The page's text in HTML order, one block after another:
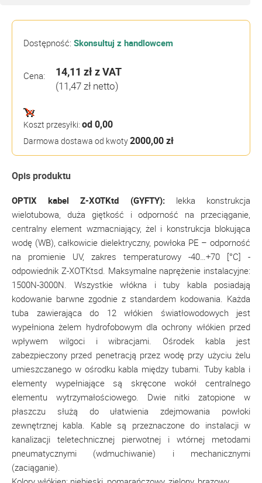
Dostępność: Skonsultuj z handlowcem
Cena: 14,11 złz VAT
(11,47 zł netto)
Koszt przesyłki: od 0,00
Darmowa dostawa od kwoty2000,00 zł
Opis produktu
OPTIX kabel Z-XOTKtd (GYFTY):lekka konstrukcja
wielotubowa, duża giętkość i odporność na przeciąganie,
centralny element wzmacniający, żel i konstrukcja blokująca
wodę (WB), całkowicie dielektryczny, powłoka PE – odporność
na promienie UV, zakres temperaturowy -40…+70 [°C] -
odpowiednik Z-XOTKtsd. Maksymalne naprężenie instalacyjne:
1500N-3000N. Wszystkie włókna i tuby kabla posiadają
kodowanie barwne zgodnie z standardem kodowania. Każda
tuba zawierająca do 12 włókien światłowodowych jest
wypełniona żelem hydrofobowym dla ochrony włókien przed
wpływem wilgoci i wibracjami. Ośrodek kabla jest
zabezpieczony przed penetracją przez wodę przy użyciu żelu
umieszczanego w ośrodku kabla między tubami. Tuby kabla i
elementy wypełniające są skręcone wokół centralnego
elementu wytrzymałościowego. Dwie nitki zatopione w
płaszczu służą do ułatwienia zdejmowania powłoki
zewnętrznej kabla. Kable są przeznaczone do instalacji w
kanalizacji teletechnicznej pierwotnej i wtórnej metodami
pneumatycznymi (wdmuchiwanie) i mechanicznymi
(zaciąganie).